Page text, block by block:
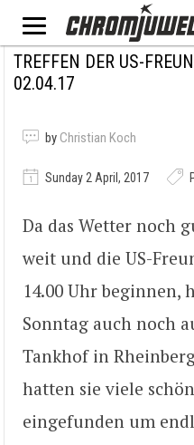
TREFFEN DER US-
02.04.17
by Christian Koch
Sunday 2 April, 2017
Da das Wetter noch
weit und die US-
14.00 Uhr beginnen,
Sonntag auch noch
Tankhof in
hatten sie viele
eingefunden um